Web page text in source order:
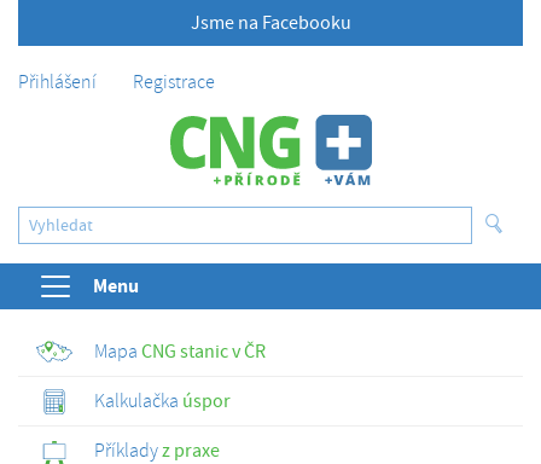
Jsme na Facebooku
Přihlášení Registrace
Menu
Mapa CNG stanic v ČR
Kalkulačka úspor
Příkladyz praxe